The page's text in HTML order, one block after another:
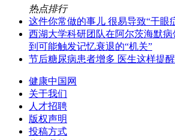
热点排行
这件你常做的事儿 很易导致“干眼
西湖大学科研团队在阿尔茨海默
到可能触发记忆衰退的“机关”
节后糖尿病患者增多 医生这样提醒
健康中国网
关于我们
人才招聘
版权声明
投稿方式